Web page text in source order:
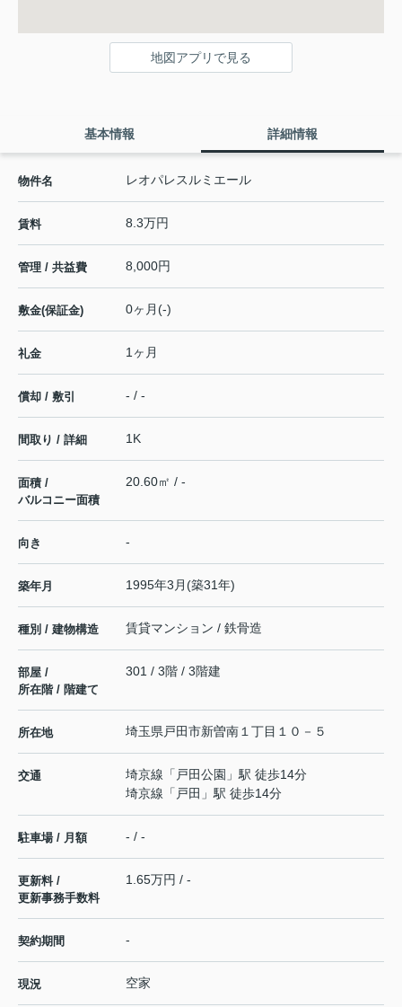
地図アプリで見る
基本情報 詳細情報
物件名 レオパレスルミエール
賃料 8.3万円
管理 / 共益費 8,000円
敷金(保証金) 0ヶ月(-)
礼金 1ヶ月
償却 / 敷引 - / -
間取り / 詳細 1K
面積 /
バルコニー面積
20.60㎡ / -
向き -
築年月 1995年3月(築31年)
種別 / 建物構造 賃貸マンション / 鉄骨造
部屋 /
所在階 / 階建て
301 / 3階 / 3階建
所在地 埼玉県 戸田市新曽南 １丁目１０－５
交通 埼京線 「 戸田公園 」駅 徒歩14分
埼京線 「 戸田 」駅 徒歩14分
駐車場 / 月額 - / -
更新料 /
更新事務手数料
1.65万円 / -
契約期間 -
現況 空家